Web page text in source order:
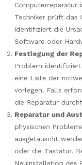
Computerreparatur
Techniker prüft das
identifiziert die
Software oder
Festlegung der
Problem
eine Liste der
vorlegen. Falls
die Reparatur
Reparatur und
physischen
ausgetauscht
oder die Tastatur.
Neuinstallation des